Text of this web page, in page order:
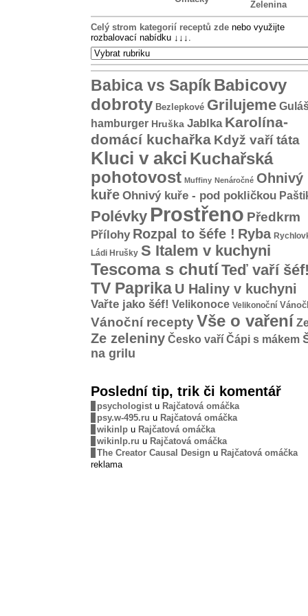
Zelenina
Celý strom kategorií receptů zde nebo využijte
rozbalovací nabídku ↓↓↓
Babica vs Sapík Babicovy
dobroty Bezlepkové Grilujeme
hamburger Hruška Jablka Karolína-
domácí kuchařka Když vaří táta
Kluci v akci Kuchařská
pohotovost Muffiny Nenáročné Ohnivý
kuře Ohnivý kuře - pod pokličkou
Polévky Prostřeno Předkrm
Přílohy Rozpal to šéfe ! Ryba
Ládi Hrušky S Italem v kuchyni
Tescoma s chutíTeď vaří šéf!
TV Paprika U Haliny v kuchyni
Vařte jako šéf! Velikonoce Velikonoční
Vánoční receptyVše o vaření
Ze zeleniny Česko vaří Čápi s mákem
na grilu
Poslední tip, trik či komentář
psychologist u Rajčatová omáčka
psy.w-495.ru u Rajčatová omáčka
wikinlp u Rajčatová omáčka
wikinlp.ru u Rajčatová omáčka
The Creator Causal Design u Rajčatová omáčka
reklama